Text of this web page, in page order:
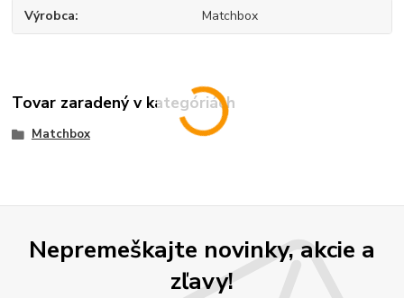
Výrobca Matchbox
Tovar zaradený v kategóriách
Matchbox
Nepremeškajte novinky, akcie a
zľavy!